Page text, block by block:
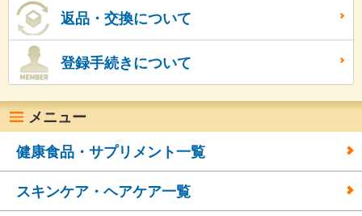
返品・交換について
登録手続きについて
メニュー
健康食品・サプリメント一覧
スキンケア・ヘアケア一覧